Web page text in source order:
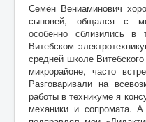
Семён Вениаминович
сыновей, общался с
особенно сблизились
Витебском
средней школе
микрорайоне, часто
Разговаривали на
работы в техникуме я
механики и сопромата.